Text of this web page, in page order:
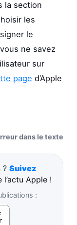
la section
les
le
ne savez
sur
page d’Apple
dans le texte
? Suivez
Apple !
: